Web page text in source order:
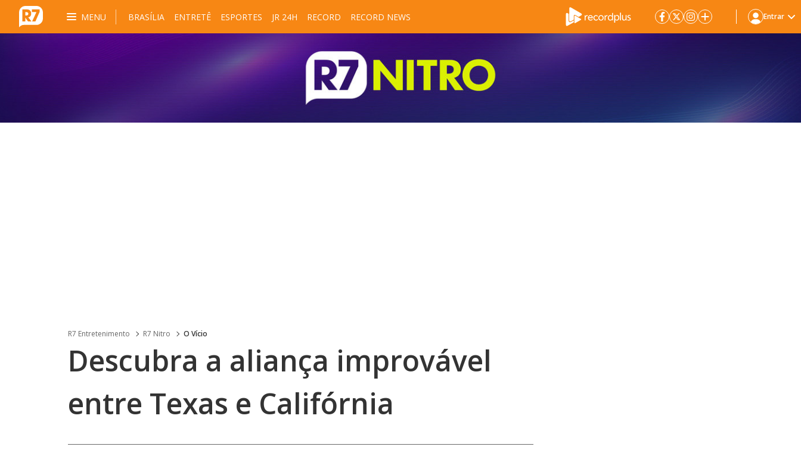
MENU BRASÍLIA ENTRETÊ ESPORTES JR 24H RECORD RECORD NEWS Entrar
R7 Entretenimento R7 Nitro O Vício
Descubra a aliança improvável
entre Texas e Califórnia